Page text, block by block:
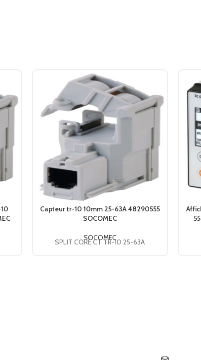
Capteur tr-10 10mm 25-63A 48290555
SOCOMEC
SOCOMEC
SPLIT CORE CT TR-10 25-63A